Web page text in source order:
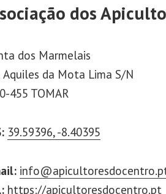
dos
dos Marmelais
Aquiles da Mota Lima S/N
455 TOMAR
39.59396, -8.40395
https://apicultoresdocentro.pt